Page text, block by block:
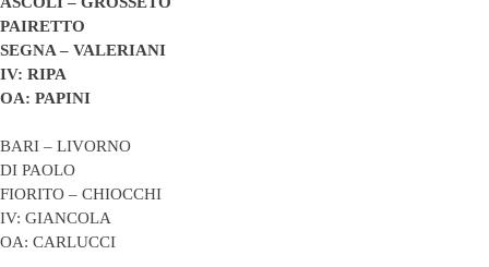
PAIRETTO
SEGNA – VALERIANI
IV: RIPA
OA: PAPINI
BARI – LIVORNO
DI PAOLO
FIORITO – CHIOCCHI
IV: GIANCOLA
OA: CARLUCCI